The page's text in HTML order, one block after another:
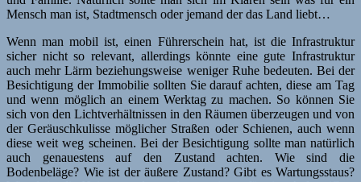
Mensch man ist, Stadtmensch oder jemand der das Land liebt…
Wenn man mobil ist, einen Führerschein hat, ist die Infrastruktur
sicher nicht so relevant, allerdings könnte eine gute Infrastruktur
auch mehr Lärm beziehungsweise weniger Ruhe bedeuten. Bei der
Besichtigung der Immobilie sollten Sie darauf achten, diese am Tag
und wenn möglich an einem Werktag zu machen. So können Sie
sich von den Lichtverhältnissen in den Räumen überzeugen und von
der Geräuschkulisse möglicher Straßen oder Schienen, auch wenn
diese weit weg scheinen. Bei der Besichtigung sollte man natürlich
auch genauestens auf den Zustand achten. Wie sind die
Bodenbeläge? Wie ist der äußere Zustand? Gibt es Wartungsstaus?